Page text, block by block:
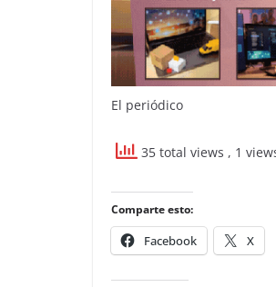
El periódico
35 total views , 1
Comparte esto:
Facebook X